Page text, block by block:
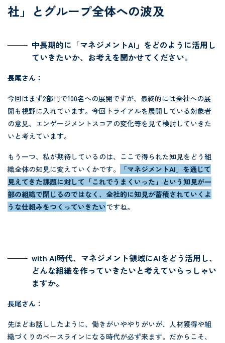
社」とグループ全体への波及
中長期的に「マネジメントAI」をどのように活用し
ていきたいか、お考えを聞かせてください。
長尾さん：
今回はまず2部門で100名への展開ですが、最終的には全社への展
開も視野に入れています。今回トライアルを展開している対象者
の意見、エンゲージメントスコアの変化等を見て検討していきた
いと考えています。
もう一つ、私が期待しているのは、ここで得られた知見をどう組
織全体の知見に変えていくかです。
「マネジメントAI」を通じて
見えてきた課題に対して「これでうまくいった」という知見が一
部の組織で閉じるのではなく、全社的に知見が蓄積されていくよ
うな仕組みをつくっていきたいですね。
with AI時代、マネジメント領域にAIをどう活用し、
どんな組織を作っていきたいと考えていらっしゃい
ますか。
長尾さん：
先ほどお話ししたように、働きがいややりがいが、人材獲得や組
織づくりのベースラインになる時代が必ず来ます。だからこそ、